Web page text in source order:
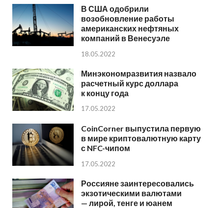
В США одобрили
возобновление работы
американских нефтяных
компаний в Венесуэле
18.05.2022
Минэкономразвития назвало
расчетный курс доллара
к концу года
17.05.2022
CoinCorner выпустила первую
в мире криптовалютную карту
с NFC-чипом
17.05.2022
Россияне заинтересовались
экзотическими валютами
— лирой, тенге и юанем